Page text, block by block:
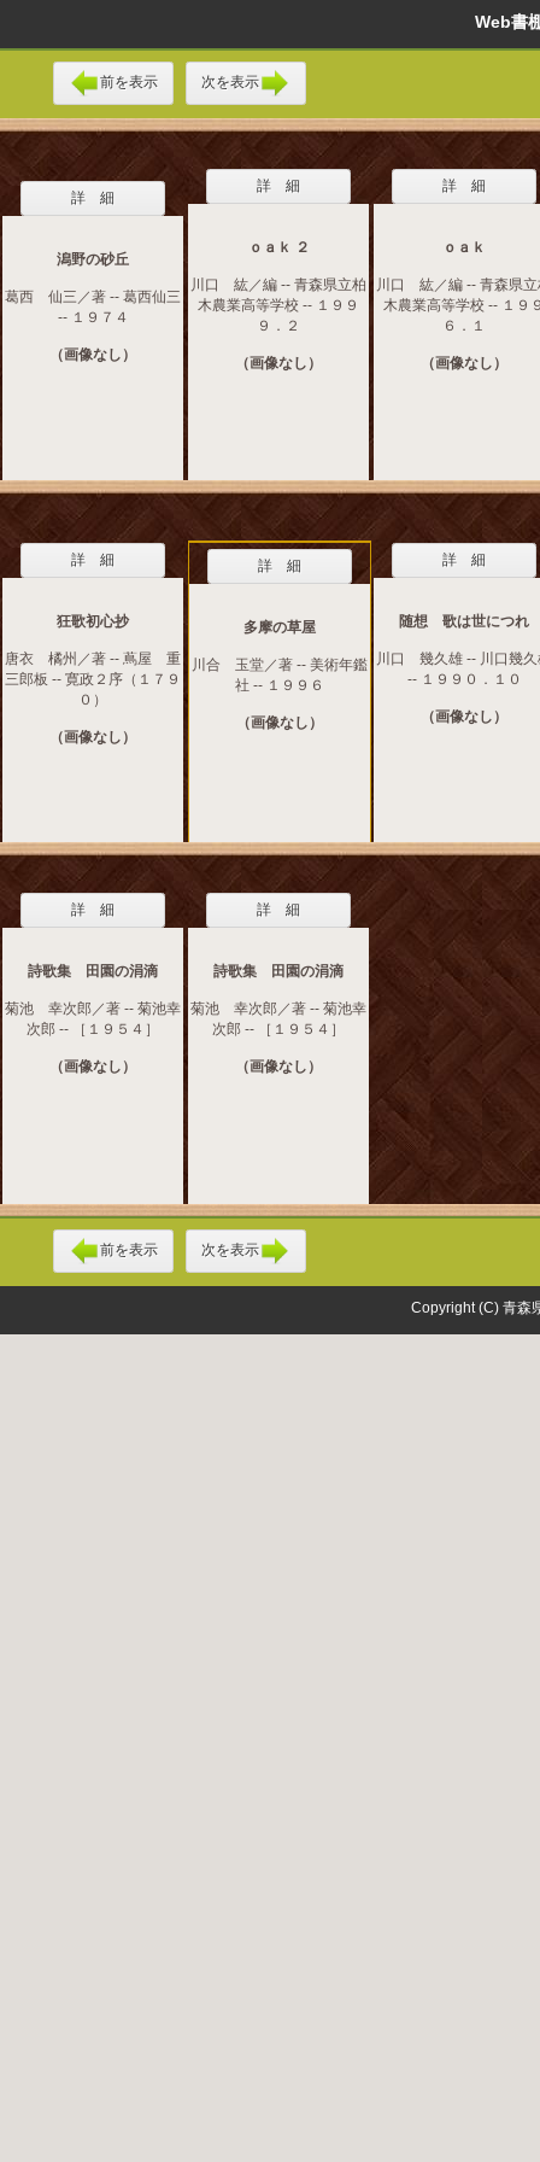
Web
前を表示 次を表示
詳 細
潟野の砂丘
葛西 仙三／著 -- 葛西仙三
-- １９７４
（画像なし）
詳 細
ｏａｋ ２
川口 紘／編 -- 青森県立柏
木農業高等学校 -- １９９
９．２
（画像なし）
詳 細
ｏａｋ
川口 紘／編 -- 青森県立
木農業高等学校 -- １９
６．１
（画像なし）
詳 細
狂歌初心抄
唐衣 橘州／著 -- 蔦屋 重
三郎板 -- 寛政２序（１７９
０）
（画像なし）
詳 細
多摩の草屋
川合 玉堂／著 -- 美術年鑑
社 -- １９９６
（画像なし）
詳 細
随想 歌は世につれ
川口 幾久雄 -- 川口幾久
-- １９９０．１０
（画像なし）
詳 細
詩歌集 田園の涓滴
菊池 幸次郎／著 -- 菊池幸
次郎 -- ［１９５４］
（画像なし）
詳 細
詩歌集 田園の涓滴
菊池 幸次郎／著 -- 菊池幸
次郎 -- ［１９５４］
（画像なし）
前を表示 次を表示
Copyright (C) 青森